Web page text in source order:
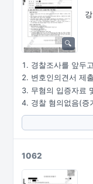
경찰조사를 앞두
변호인의견서 제
무혐의 입증자료
경찰 혐의없음(증
1062